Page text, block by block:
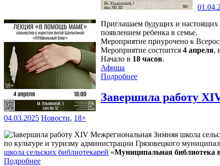
Приглашаем будущих и
появлением ребенка в семье.
Мероприятие приурочено к
Мероприятие состоится 4 апреля,
Начало в 18 часов.
Афиша
Подробнее
Завершила работу
04.03.2025 Новости, 18+
по культуре и туризму администрации Грязовецкого
школа сельских библиотекарей «Муниципальная библиотека
Подробнее